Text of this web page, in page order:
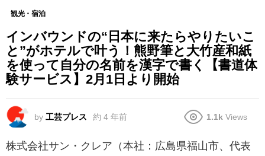
観光・宿泊
インバウンドの“日本に来たらやりたいこ
と”がホテルで叶う！熊野筆と大竹産和紙
を使って自分の名前を漢字で書く【書道体
験サービス】2月1日より開始
by 工芸プレス 約 4 年前 1.1k Views
株式会社サン・クレア（本社：広島県福山市、代表